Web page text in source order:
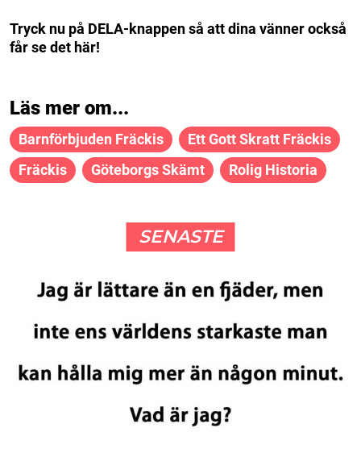
Tryck nu på DELA-knappen så att dina vänner också
får se det här!
Läs mer om...
Barnförbjuden Fräckis
Ett Gott Skratt Fräckis
Fräckis
Göteborgs Skämt Rolig Historia
SENASTE